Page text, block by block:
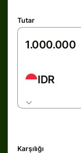
Tutar
IDR
Karşılığı